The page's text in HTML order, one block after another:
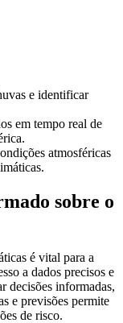
e identificar
em tempo real de
atmosféricas
sobre o
é vital para a
a dados precisos e
decisões informadas,
e previsões permite
de risco.